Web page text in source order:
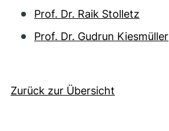
Prof. Dr. Raik Stolletz
Prof. Dr. Gudrun Kiesmüller
Zurück zur Übersicht